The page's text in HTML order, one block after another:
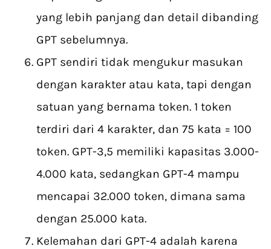
yang lebih panjang dan detail dibanding
GPT sebelumnya.
GPT sendiri tidak mengukur masukan
dengan karakter atau kata, tapi dengan
satuan yang bernama token. 1 token
terdiri dari 4 karakter, dan 75 kata = 100
token. GPT-3,5 memiliki kapasitas 3.000-
4.000 kata, sedangkan GPT-4 mampu
mencapai 32.000 token, dimana sama
dengan 25.000 kata.
Kelemahan dari GPT-4 adalah karena